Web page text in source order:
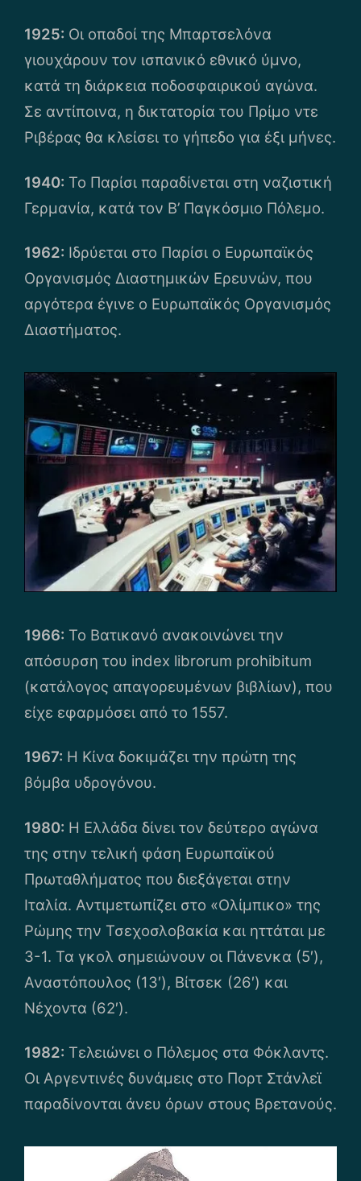
1925: Οι οπαδοί της Μπαρτσελόνα
γιουχάρουν τον ισπανικό εθνικό ύμνο,
κατά τη διάρκεια ποδοσφαιρικού αγώνα.
Σε αντίποινα, η δικτατορία του Πρίμο ντε
Ριβέρας θα κλείσει το γήπεδο για έξι μήνες.
1940: Το Παρίσι παραδίνεται στη ναζιστική
Γερμανία, κατά τον Β’ Παγκόσμιο Πόλεμο.
1962: Ιδρύεται στο Παρίσι ο Ευρωπαϊκός
Οργανισμός Διαστημικών Ερευνών, που
αργότερα έγινε ο Ευρωπαϊκός Οργανισμός
Διαστήματος.
1966: Το Βατικανό ανακοινώνει την
απόσυρση του index librorum prohibitum
(κατάλογος απαγορευμένων βιβλίων), που
είχε εφαρμόσει από το 1557.
1967: Η Κίνα δοκιμάζει την πρώτη της
βόμβα υδρογόνου.
1980: Η Ελλάδα δίνει τον δεύτερο αγώνα
της στην τελική φάση Ευρωπαϊκού
Πρωταθλήματος που διεξάγεται στην
Ιταλία. Αντιμετωπίζει στο «Ολίμπικο» της
Ρώμης την Τσεχοσλοβακία και ηττάται με
3-1. Τα γκολ σημειώνουν οι Πάνενκα (5′),
Αναστόπουλος (13′), Βίτσεκ (26′) και
Νέχοντα (62′).
1982: Τελειώνει ο Πόλεμος στα Φόκλαντς.
Οι Αργεντινές δυνάμεις στο Πορτ Στάνλεϊ
παραδίνονται άνευ όρων στους Βρετανούς.